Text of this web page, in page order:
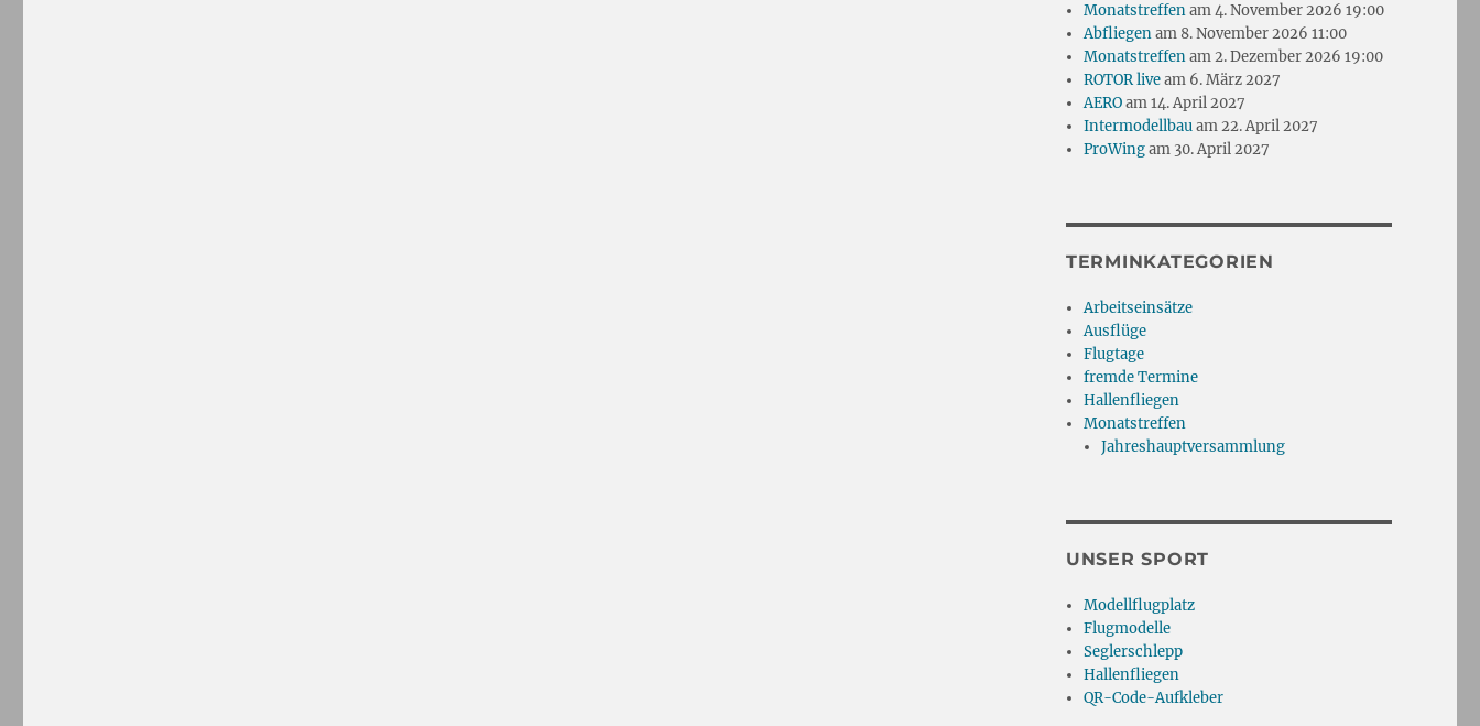
Monatstreffenam 4. November 2026 19:00
Abfliegenam 8. November 2026 11:00
Monatstreffenam 2. Dezember 2026 19:00
ROTOR liveam 6. März 2027
AEROam 14. April 2027
Intermodellbauam 22. April 2027
ProWingam 30. April 2027
TERMINKATEGORIEN
Arbeitseinsätze
Ausflüge
Flugtage
fremde Termine
Hallenfliegen
Monatstreffen
Jahreshauptversammlung
UNSER SPORT
Modellflugplatz
Flugmodelle
Seglerschlepp
Hallenfliegen
QR-Code-Aufkleber